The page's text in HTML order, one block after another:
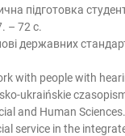
підготовка
– 72 с.
державних
with people with
ukraińskie
and Human
service in the